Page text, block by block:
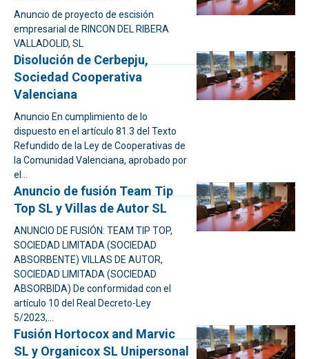
Anuncio de proyecto de escisión
empresarial de RINCON DEL RIBERA
VALLADOLID, SL
Disolución de Cerbepju,
Sociedad Cooperativa
Valenciana
Anuncio En cumplimiento de lo
dispuesto en el artículo 81.3 del Texto
Refundido de la Ley de Cooperativas de
la Comunidad Valenciana, aprobado por
el...
Anuncio de fusión Team Tip
Top SL y Villas de Autor SL
ANUNCIO DE FUSIÓN: TEAM TIP TOP,
SOCIEDAD LIMITADA (SOCIEDAD
ABSORBENTE) VILLAS DE AUTOR,
SOCIEDAD LIMITADA (SOCIEDAD
ABSORBIDA) De conformidad con el
artículo 10 del Real Decreto-Ley
5/2023,...
Fusión Hortocox and Marvic
SL y Organicox SL Unipersonal